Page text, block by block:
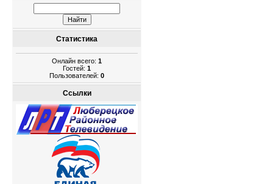
Статистика
Онлайн всего: 1
Гостей: 1
Пользователей: 0
Ссылки